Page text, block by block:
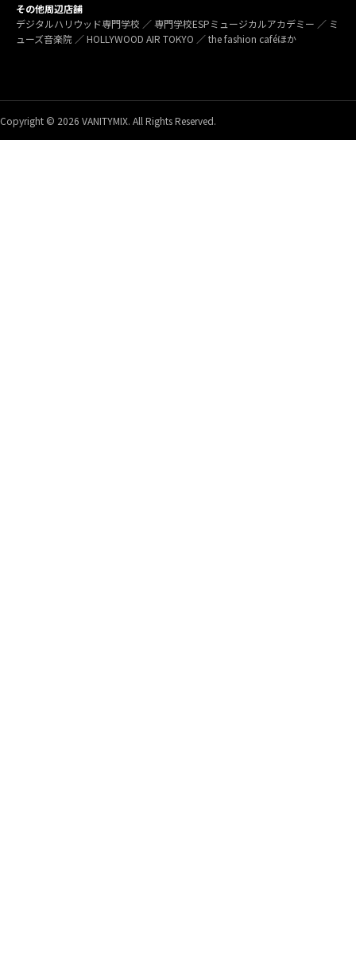
その他周辺店舗
デジタルハリウッド専門学校 ／ 専門学校ESPミュージカルアカデミー ／ ミ
ューズ音楽院 ／ HOLLYWOOD AIR TOKYO ／ the fashion caféほか
Copyright © 2026 VANITYMIX. All Rights Reserved.